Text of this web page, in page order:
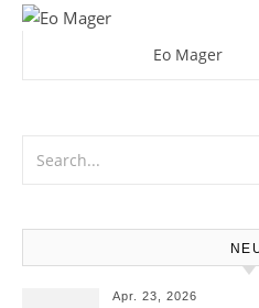
Eo Mager
Apr. 23, 2026